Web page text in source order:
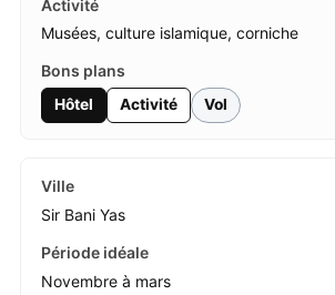
Musées, culture islamique, corniche
Hôtel Activité Vol
Sir Bani Yas
Novembre à mars